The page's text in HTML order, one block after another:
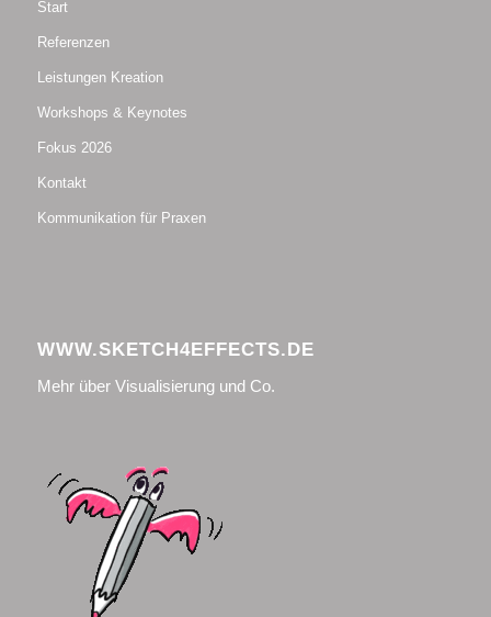
Start
Referenzen
Leistungen Kreation
Workshops & Keynotes
Fokus 2026
Kontakt
Kommunikation für Praxen
WWW.SKETCH4EFFECTS.DE
Mehr über Visualisierung und Co.